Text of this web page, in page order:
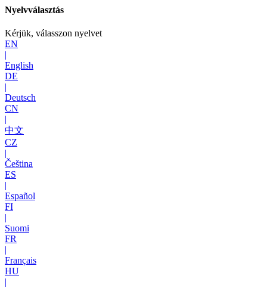
Nyelvválasztás
Kérjük, válasszon nyelvet
EN
|
English
DE
|
Deutsch
CN
|
中文
CZ
|
Čeština
ES
|
Español
FI
|
Suomi
FR
|
Français
HU
|